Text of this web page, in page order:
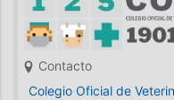
Contacto
Colegio Oficial de